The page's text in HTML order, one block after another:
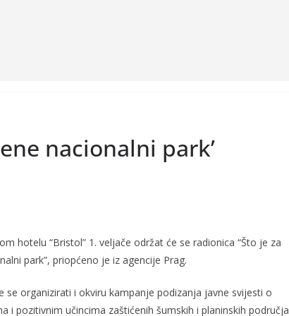
nacionalni park’
hotelu “Bristol” 1. veljače održat će se radionica “Što je za
park”, priopćeno je iz agencije Prag.
se organizirati i okviru kampanje podizanja javne svijesti o
i pozitivnim učincima zaštićenih šumskih i planinskih područja